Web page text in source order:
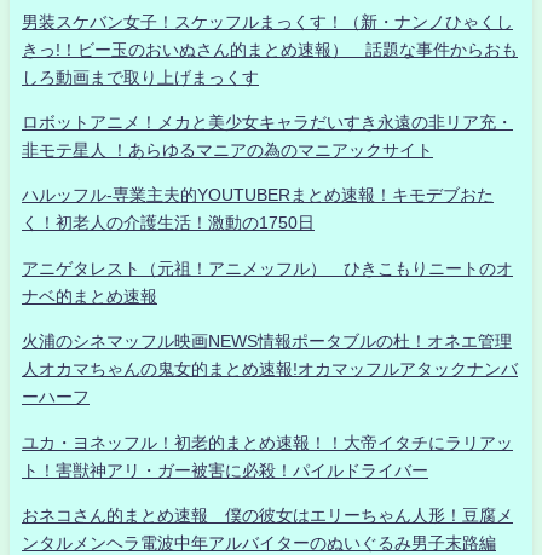
男装スケバン女子！スケッフルまっくす！（新・ナンノひゃくし
きっ!！ビー玉のおいぬさん的まとめ速報） 話題な事件からおも
しろ動画まで取り上げまっくす
ロボットアニメ！メカと美少女キャラだいすき永遠の非リア充・
非モテ星人 ！あらゆるマニアの為のマニアックサイト
ハルッフル-専業主夫的YOUTUBERまとめ速報！キモデブおた
く！初老人の介護生活！激動の1750日
アニゲタレスト（元祖！アニメッフル） ひきこもりニートのオ
ナベ的まとめ速報
火浦のシネマッフル映画NEWS情報ポータブルの杜！オネエ管理
人オカマちゃんの鬼女的まとめ速報!オカマッフルアタックナンバ
ーハーフ
ユカ・ヨネッフル！初老的まとめ速報！！大帝イタチにラリアッ
ト！害獣神アリ・ガー被害に必殺！パイルドライバー
おネコさん的まとめ速報 僕の彼女はエリーちゃん人形！豆腐メ
ンタルメンヘラ電波中年アルバイターのぬいぐるみ男子末路編